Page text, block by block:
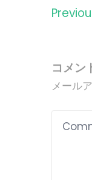
コメン
メール